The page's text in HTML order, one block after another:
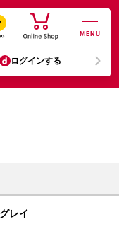
MENU
ログインする
レイ